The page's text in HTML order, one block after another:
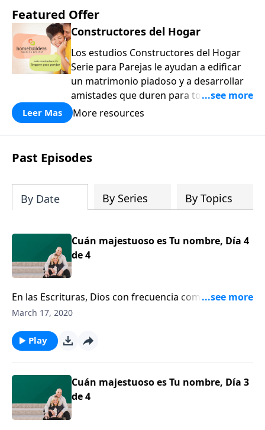
Featured Offer
Constructores del Hogar
Los estudios Constructores del Hogar
Serie para Parejas le ayudan a edificar
un matrimonio piadoso y a desarrollar
amistades que duren para toda la vida.
¡Únase a uno de los estudios de grupos
a casa los principios de la Palabra de
Dios para compartirlos con su familia,
su iglesia y su comunidad!
Leer Mas More resources
Past Episodes
By Date By Series By Topics
Cuán majestuoso es Tu nombre, Día 4
de 4
En las Escrituras, Dios con frecuencia combina Su
nombre Jehová con otro nombre. ¿Por qué? El exitoso
detrás de los nombres de Dios: “Jehová Jiré”; “Jehová
Tsabaot” y “Jehová Nissi”. Tony nos cuenta cómo Dios
manifestarse de maneras asombrosas en la vida de
su familia.
March 17, 2020
Play
Cuán majestuoso es Tu nombre, Día 3
de 4